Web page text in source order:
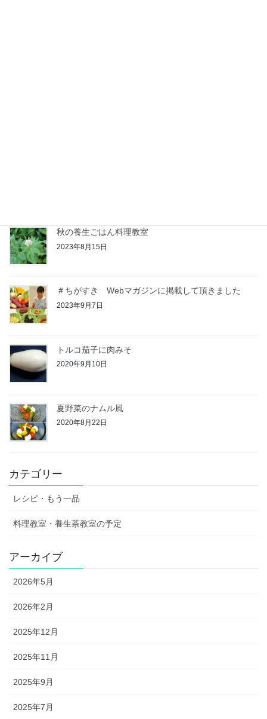
秋の養生ごはん料理教室
2023年8月15日
＃ちがすき Webマガジンに掲載して頂きました
2023年9月7日
トルコ茄子に肉みそ
2020年9月10日
夏野菜のナムル風
2020年8月22日
カテゴリー
レシピ・もう一品
料理教室・養生茶教室の予定
アーカイブ
2026年5月
2026年2月
2025年12月
2025年11月
2025年9月
2025年7月